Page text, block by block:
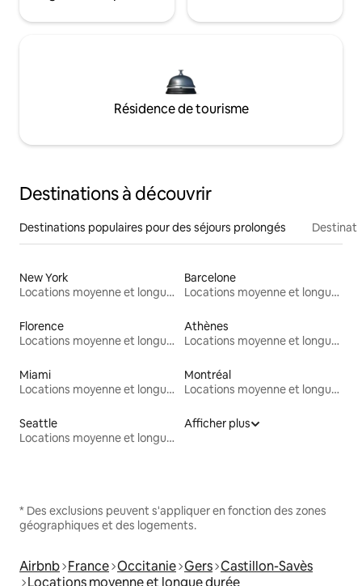
Résidence de tourisme
Destinations à découvrir
Destinations populaires pour des séjours prolongés
New York
Locations moyenne et longue durée
Barcelone
Locations moyenne et longue durée
Florence
Locations moyenne et longue durée
Athènes
Locations moyenne et longue durée
Miami
Locations moyenne et longue durée
Montréal
Locations moyenne et longue durée
Seattle
Locations moyenne et longue durée
Afficher plus
* Des exclusions peuvent s'appliquer en fonction des zones
géographiques et des logements.
Airbnb France Occitanie Gers Castillon-Savès